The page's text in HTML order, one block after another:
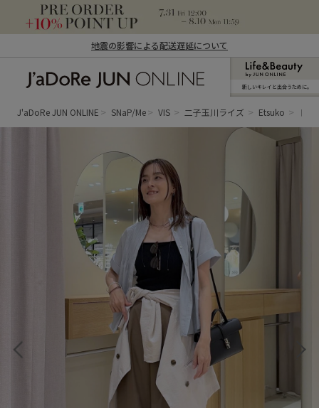
地震の影響による配送遅延について
ン オンライン）
新しいキレイと出合うために。
J'aDoRe JUN ONLINE SNaP/Me VIS 二子玉川ライズ Etsuko ド